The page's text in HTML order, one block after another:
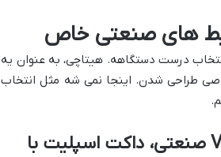
های صنعتی خاص
درست دستگاهه. هیتاچی، به عنوان یه
طراحی شدن. اینجا نمی شه مثل انتخاب
معرفی مدل ها و سری های صنعتی هیتاچی: (VRF صنعتی، داکت اسپلیت با